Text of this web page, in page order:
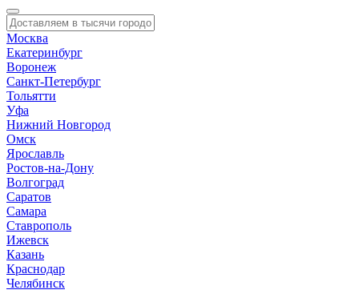
Москва
Екатеринбург
Воронеж
Санкт-Петербург
Тольятти
Уфа
Нижний Новгород
Омск
Ярославль
Ростов-на-Дону
Волгоград
Саратов
Самара
Ставрополь
Ижевск
Казань
Краснодар
Челябинск